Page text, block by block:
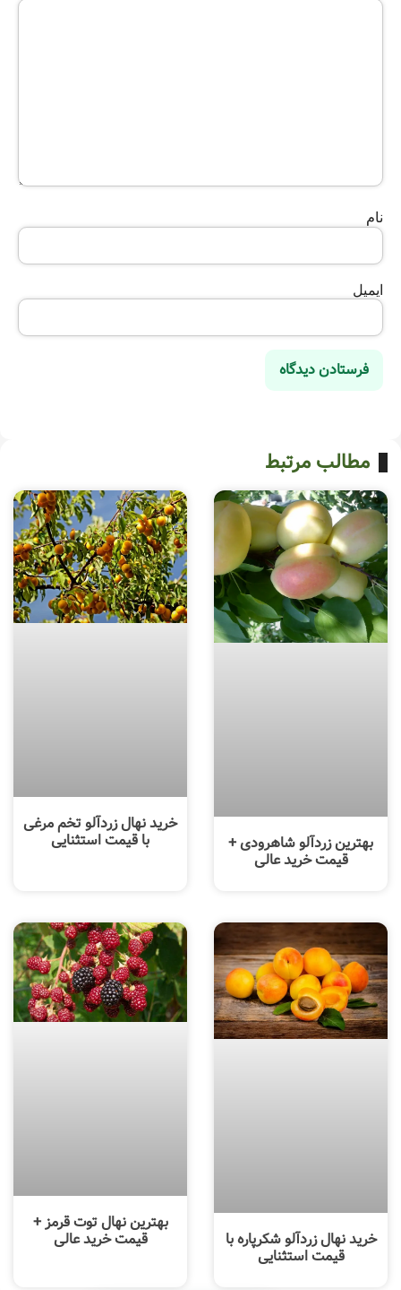
نام
ایمیل
مطالب مرتبط
بهترین زردآلو شاهرودی +
قیمت خرید عالی
خرید نهال زردآلو تخم مرغی
با قیمت استثنایی
خرید نهال زردآلو شکرپاره با
قیمت استثنایی
بهترین نهال توت قرمز +
قیمت خرید عالی